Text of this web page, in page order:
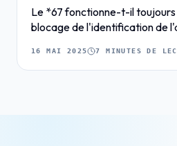
Le *67 fonctionne-t-il toujours
blocage de l'identification de
16 MAI 2025 7 MINUTES DE